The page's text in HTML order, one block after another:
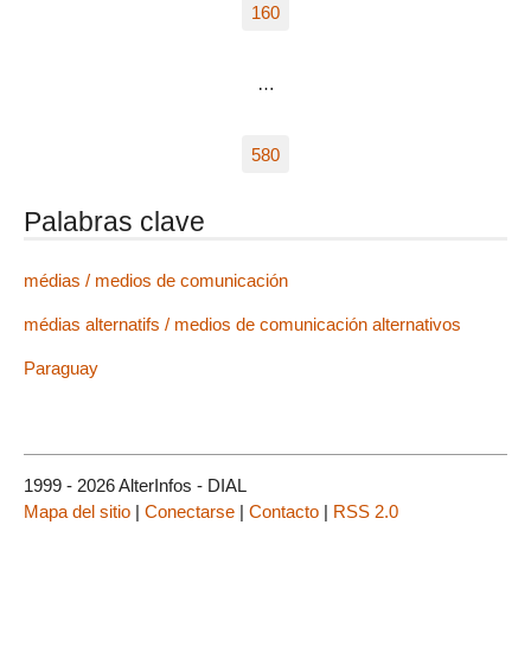
160
…
580
Palabras clave
médias / medios de comunicación
médias alternatifs / medios de comunicación alternativos
Paraguay
1999 - 2026 AlterInfos - DIAL
Mapa del sitio | Conectarse | Contacto | RSS 2.0